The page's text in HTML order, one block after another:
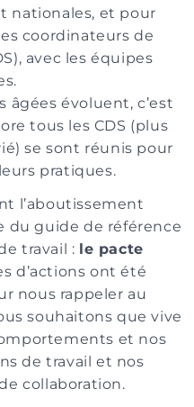
nationales, et pour
coordinateurs de
avec les équipes
âgées évoluent, c’est
tous les CDS (plus
se sont réunis pour
pratiques.
l’aboutissement
du guide de référence
travail : le pacte
d’actions ont été
nous rappeler au
souhaitons que vive
et nos
de travail et nos
collaboration.